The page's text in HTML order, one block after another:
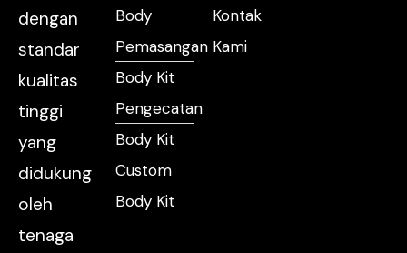
dengan
standar
kualitas
tinggi
yang
didukung
oleh
tenaga
Body
Pemasangan
Body Kit
Pengecatan
Body Kit
Custom
Body Kit
Kontak
Kami